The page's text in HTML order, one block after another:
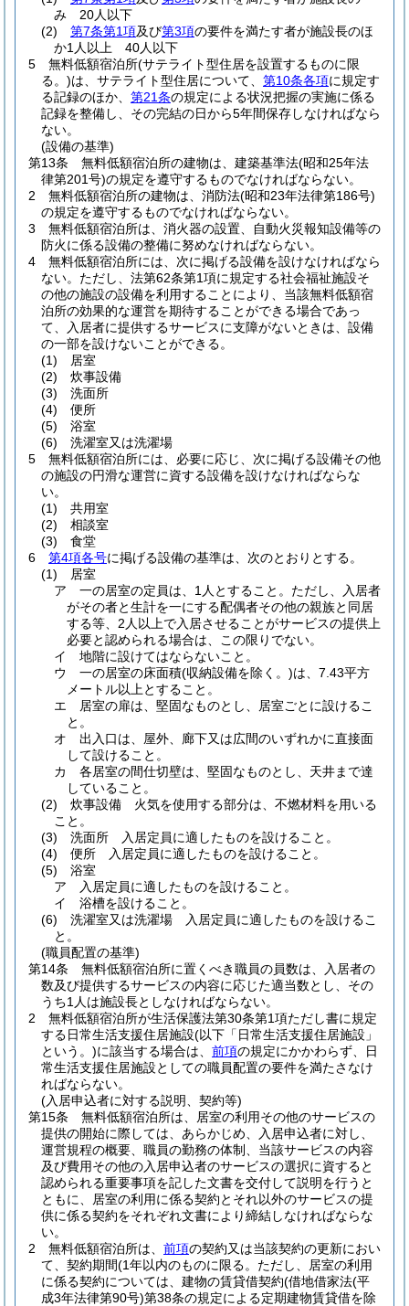
み 20人以下
(2)
第7条第1項及び第3項の要件を満たす者が施設長のほ
か1人以上 40人以下
5
無料低額宿泊所(サテライト型住居を設置するものに限
る。)は、サテライト型住居について、 第10条各項に規定す
る記録のほか、 第21条の規定による状況把握の実施に係る
記録を整備し、その完結の日から5年間保存しなければなら
ない。
(設備の基準)
第13条
無料低額宿泊所の建物は、建築基準法(昭和25年法
律第201号)の規定を遵守するものでなければならない。
2
無料低額宿泊所の建物は、消防法(昭和23年法律第186号)
の規定を遵守するものでなければならない。
3
無料低額宿泊所は、消火器の設置、自動火災報知設備等の
防火に係る設備の整備に努めなければならない。
4
無料低額宿泊所には、次に掲げる設備を設けなければなら
ない。 ただし、法第62条第1項に規定する社会福祉施設そ
の他の施設の設備を利用することにより、当該無料低額宿
泊所の効果的な運営を期待することができる場合であっ
て、入居者に提供するサービスに支障がないときは、設備
の一部を設けないことができる。
(1)
居室
(2)
炊事設備
(3)
洗面所
(4)
便所
(5)
浴室
(6)
洗濯室又は洗濯場
5
無料低額宿泊所には、必要に応じ、次に掲げる設備その他
の施設の円滑な運営に資する設備を設けなければならな
い。
(1)
共用室
(2)
相談室
(3)
食堂
6
第4項各号に掲げる設備の基準は、次のとおりとする。
(1)
居室
ア
一の居室の定員は、1人とすること。 ただし、入居者
がその者と生計を一にする配偶者その他の親族と同居
する等、2人以上で入居させることがサービスの提供上
必要と認められる場合は、この限りでない。
イ
地階に設けてはならないこと。
ウ
一の居室の床面積(収納設備を除く。)は、7.43平方
メートル以上とすること。
エ
居室の扉は、堅固なものとし、居室ごとに設けるこ
と。
オ
出入口は、屋外、廊下又は広間のいずれかに直接面
して設けること。
カ
各居室の間仕切壁は、堅固なものとし、天井まで達
していること。
(2)
炊事設備 火気を使用する部分は、不燃材料を用いる
こと。
(3)
洗面所 入居定員に適したものを設けること。
(4)
便所 入居定員に適したものを設けること。
(5)
浴室
ア
入居定員に適したものを設けること。
イ
浴槽を設けること。
(6)
洗濯室又は洗濯場 入居定員に適したものを設けるこ
と。
(職員配置の基準)
第14条
無料低額宿泊所に置くべき職員の員数は、入居者の
数及び提供するサービスの内容に応じた適当数とし、その
うち1人は施設長としなければならない。
2
無料低額宿泊所が生活保護法第30条第1項ただし書に規定
する日常生活支援住居施設(以下「日常生活支援住居施設」
という。)に該当する場合は、 前項の規定にかかわらず、日
常生活支援住居施設としての職員配置の要件を満たさなけ
ればならない。
(入居申込者に対する説明、契約等)
第15条
無料低額宿泊所は、居室の利用その他のサービスの
提供の開始に際しては、あらかじめ、入居申込者に対し、
運営規程の概要、職員の勤務の体制、当該サービスの内容
及び費用その他の入居申込者のサービスの選択に資すると
認められる重要事項を記した文書を交付して説明を行うと
ともに、居室の利用に係る契約とそれ以外のサービスの提
供に係る契約をそれぞれ文書により締結しなければならな
い。
2
無料低額宿泊所は、 前項の契約又は当該契約の更新におい
て、契約期間(1年以内のものに限る。ただし、居室の利用
に係る契約については、建物の賃貸借契約(借地借家法(平
成3年法律第90号)第38条の規定による定期建物賃貸借を除